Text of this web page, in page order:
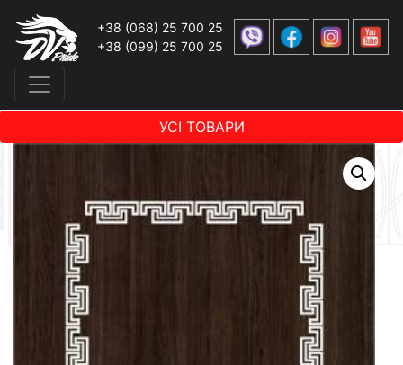
+38 (068) 25 700 25
+38 (099) 25 700 25
УСІ ТОВАРИ